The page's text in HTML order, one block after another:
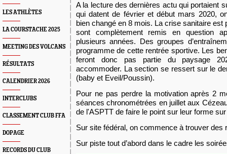
LES ATHLÈTES
LA COURSTACHE 2025
MEETING DES VOLCANS
RÉSULTATS
CALENDRIER 2026
INTERCLUBS
CLASSEMENT CLUB FFA
DOPAGE
RECORDS DU CLUB
A la lecture des dernières actu qui portaient
qui datent de février et début mars 2020,
bien changé en 8 mois. La crise sanitaire est
sont complètement remis en question
plusieurs années. Des groupes
programme de cette rentrée sportive. Les
feront donc pas partie du paysage
accommoder. La section se ressert sur le
(baby et Eveil/Poussin).
Pour ne pas perdre la motivation après 2
séances chronométrées en juillet aux
de l'ASPTT de faire le point sur leur forme
Sur site fédéral, on commence à trouver des
Sur piste tout d’abord dans le cadre les